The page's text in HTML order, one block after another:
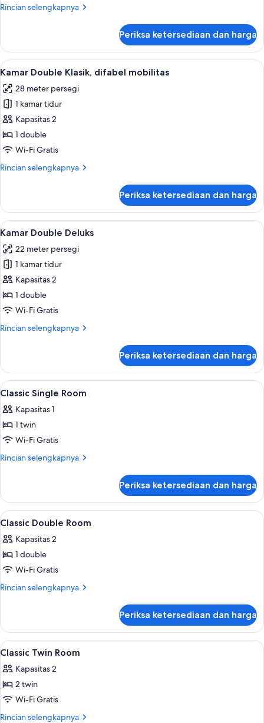
Club
Rincian selengkapnya
Rincian
Star
Suite
(With
Club
Lounge
Access)
Periksa ketersediaan dan harga
Lihat
semua
foto
untuk
Kamar
Double
Klasik,
mobilitas
Kamar Double Klasik, difabel
6
Kamar Double Klasik, difabel mobilitas
28 meter persegi
1 kamar tidur
Kapasitas 2
1 double
Wi-Fi Gratis
Rincian selengkapnya
Rincian
Kamar
Double
Klasik,
mobilitas
Periksa ketersediaan dan harga
Lihat
semua
foto
untuk
Kamar
Double
Deluks
Kamar Double Deluks | Seprai
4
Kamar Double Deluks
22 meter persegi
1 kamar tidur
Kapasitas 2
1 double
Wi-Fi Gratis
Rincian selengkapnya
Rincian
Kamar
Double
Deluks
Periksa ketersediaan dan harga
Lihat
semua
foto
untuk
Classic
Single
Seprai premium, brankas, meja
4
Classic Single Room
Kapasitas 1
1 twin
Wi-Fi Gratis
Rincian selengkapnya
Rincian
Classic
Single
Room
Periksa ketersediaan dan harga
Lihat
semua
foto
untuk
Classic
Double
Seprai premium, brankas, meja
4
Classic Double Room
Kapasitas 2
1 double
Wi-Fi Gratis
Rincian selengkapnya
Rincian
Classic
Double
Room
Periksa ketersediaan dan harga
Lihat
semua
foto
untuk
Classic
Twin
Seprai premium, brankas, meja
5
Classic Twin Room
Kapasitas 2
2 twin
Wi-Fi Gratis
Rincian selengkapnya
Rincian